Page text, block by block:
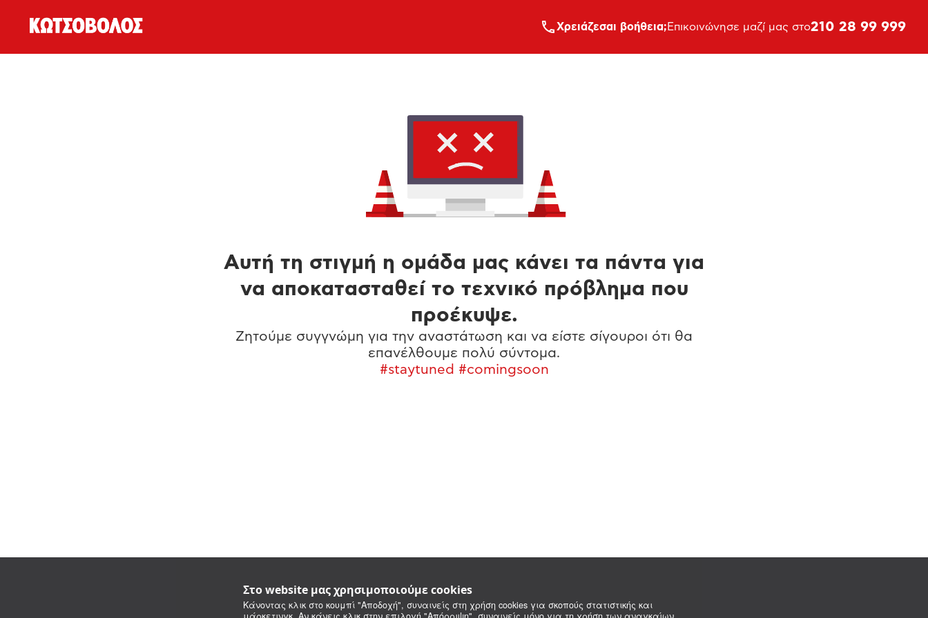
Στο website μας χρησιμοποιούμε cookies
Κάνοντας κλικ στο κουμπί "Αποδοχή", συναινείς στη χρήση cookies για σκοπούς στατιστικής και
Xρειάζεσαι βοήθεια; Επικοινώνησε μαζί μας στο210 28 99 999
Αυτή τη στιγμή η ομάδα μας κάνει τα πάντα για
να αποκατασταθεί το τεχνικό πρόβλημα που
προέκυψε.
Ζητούμε συγγνώμη για την αναστάτωση και να είστε σίγουροι ότι θα
επανέλθουμε πολύ σύντομα.
#staytuned #comingsoon